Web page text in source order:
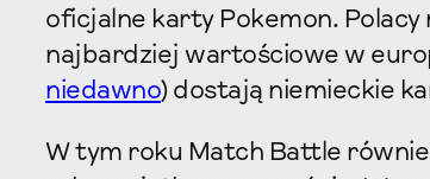
oficjalne karty Pokemon.
najbardziej wartościowe w
niedawno) dostają niemieckie
W tym roku Match Battle